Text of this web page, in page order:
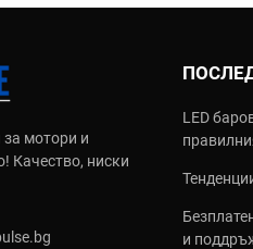
за мотори и
Качество, ниски
LED
и